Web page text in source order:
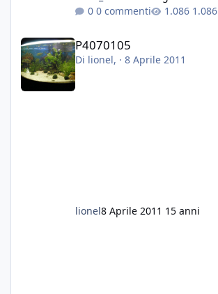
0 commenti
P4070105
Di lionel, · 8 Aprile 2011
lionel8 Aprile 2011 15 anni